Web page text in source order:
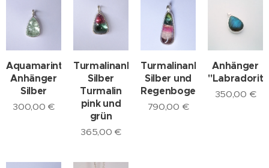
Aquamarintropfen
Anhänger
Silber
300,00 €
Turmalinanhänger,
Silber
Turmalin
pink und
grün
365,00 €
Turmalinanhänger,
Silber und
Regenbogenturmalin
790,00 €
Anhänger
"Labradorit"
350,00 €